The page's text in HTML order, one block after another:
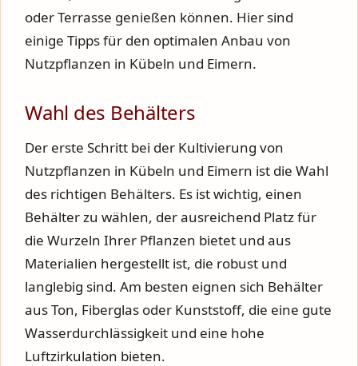
oder Terrasse genießen können. Hier sind
einige Tipps für den optimalen Anbau von
Nutzpflanzen in Kübeln und Eimern.
Wahl des Behälters
Der erste Schritt bei der Kultivierung von
Nutzpflanzen in Kübeln und Eimern ist die Wahl
des richtigen Behälters. Es ist wichtig, einen
Behälter zu wählen, der ausreichend Platz für
die Wurzeln Ihrer Pflanzen bietet und aus
Materialien hergestellt ist, die robust und
langlebig sind. Am besten eignen sich Behälter
aus Ton, Fiberglas oder Kunststoff, die eine gute
Wasserdurchlässigkeit und eine hohe
Luftzirkulation bieten.